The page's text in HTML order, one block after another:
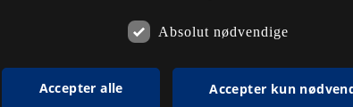
Absolut nødvendige
Accepter alle Accepter kun